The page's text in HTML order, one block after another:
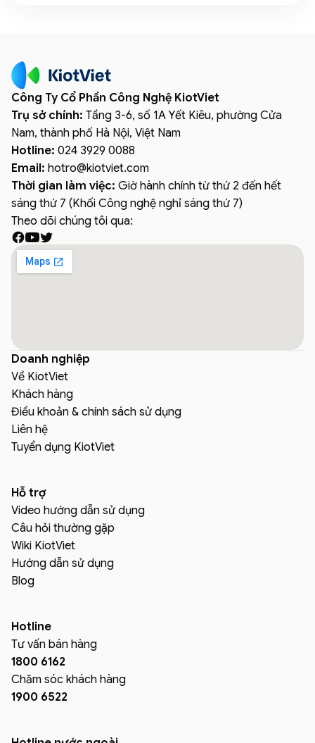
Công Ty Cổ Phần Công Nghệ KiotViet
Trụ sở chính: Tầng 3-6, số 1A Yết Kiêu, phường Cửa
Nam, thành phố Hà Nội, Việt Nam
Hotline: 024 3929 0088
Email: hotro@kiotviet.com
Thời gian làm việc: Giờ hành chính từ thứ 2 đến hết
sáng thứ 7 (Khối Công nghệ nghỉ sáng thứ 7)
Theo dõi chúng tôi qua:
Doanh nghiệp
Về KiotViet
Khách hàng
Điều khoản & chính sách sử dụng
Liên hệ
Tuyển dụng KiotViet
Hỗ trợ
Video hướng dẫn sử dụng
Câu hỏi thường gặp
Wiki KiotViet
Hướng dẫn sử dụng
Blog
Hotline
Tư vấn bán hàng
1800 6162
Chăm sóc khách hàng
1900 6522